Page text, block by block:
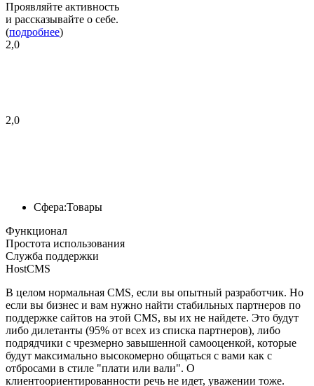
Проявляйте активность
и рассказывайте о себе.
(подробнее)
2,0
2,0
Сфера:Товары
Функционал
Простота использования
Служба поддержки
HostCMS
В целом нормальная CMS, если вы опытный разработчик. Но
если вы бизнес и вам нужно найти стабильных партнеров по
поддержке сайтов на этой CMS, вы их не найдете. Это будут
либо дилетанты (95% от всех из списка партнеров), либо
подрядчики с чрезмерно завышенной самооценкой, которые
будут максимально высокомерно общаться с вами как с
отбросами в стиле "плати или вали". О
клиентоориентированности речь не идет, уважении тоже.